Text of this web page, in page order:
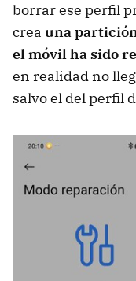
borrar ese perfil
crea una
el móvil ha sido
en realidad no
salvo el del perfil